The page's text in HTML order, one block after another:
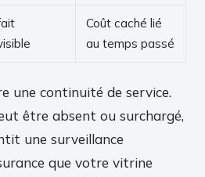
Coût caché lié
au temps passé
une continuité de service.
être absent ou surchargé,
une surveillance
que votre vitrine